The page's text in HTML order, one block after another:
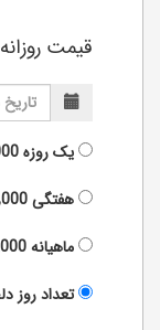
قیمت
یک روزه
هفتگی
ماهیانه
تعداد روز